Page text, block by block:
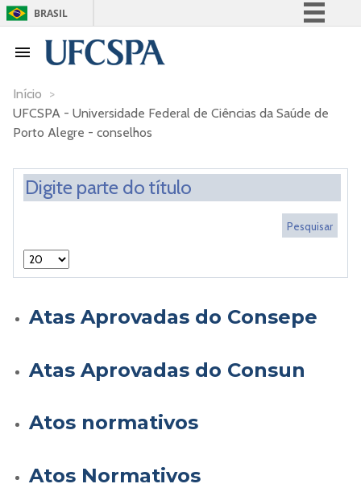
BRASIL
Acesso à informação
Canais
Início >
UFCSPA - Universidade Federal de Ciências da Saúde de
Porto Alegre - conselhos
Atas Aprovadas do Consepe
Atas Aprovadas do Consun
Atos normativos
Atos Normativos